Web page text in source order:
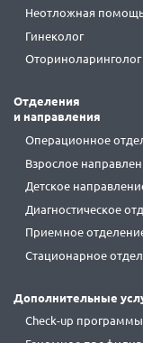
Неотложная
Гинеколог
Отделения
и направления
Операционное
Взрослое
Детское
Диагностическое
Приемное
Стационарное
Дополнительные
Check-up программы